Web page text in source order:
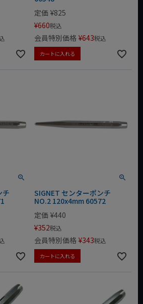
定価 ¥825
¥660税込
会員特別価格 ¥643税込
カートに入れる
チ
SIGNET センターポンチ
NO.2 120x4mm 60572
定価 ¥440
¥352税込
会員特別価格 ¥343税込
カートに入れる